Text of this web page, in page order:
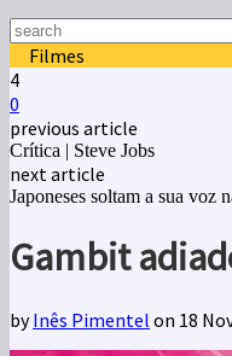
Filmes
4
0
previous article
Crítica | Steve Jobs
next article
Japoneses soltam a sua voz
Gambit
byInês Pimentel on 18